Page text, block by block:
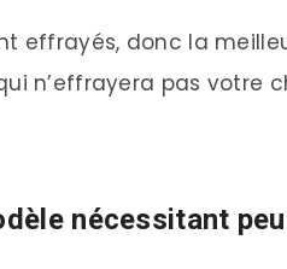
effrayés, donc la
n’effrayera pas votre
nécessitant